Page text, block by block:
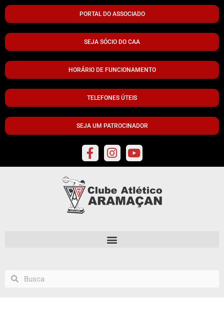
PORTAL DO ASSOCIADO
SEJA SÓCIO DO CAA
HORÁRIO DE FUNCIONAMENTO
TELEFONES ÚTEIS
SEJA UM PATROCINADOR